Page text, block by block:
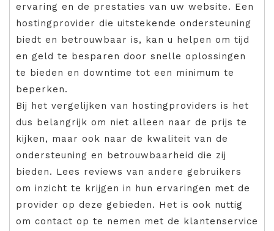
ervaring en de prestaties van uw website. Een
hostingprovider die uitstekende ondersteuning
biedt en betrouwbaar is, kan u helpen om tijd
en geld te besparen door snelle oplossingen
te bieden en downtime tot een minimum te
beperken.
Bij het vergelijken van hostingproviders is het
dus belangrijk om niet alleen naar de prijs te
kijken, maar ook naar de kwaliteit van de
ondersteuning en betrouwbaarheid die zij
bieden. Lees reviews van andere gebruikers
om inzicht te krijgen in hun ervaringen met de
provider op deze gebieden. Het is ook nuttig
om contact op te nemen met de klantenservice